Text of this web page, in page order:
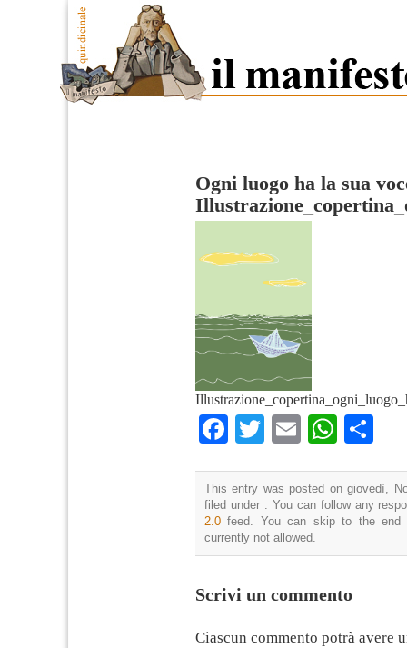
Ogni luogo ha la sua
Facebook
TwitterEmail
This entry was posted on giovedì,
filed under . You can follow any
2.0 feed. You can skip to the end
currently not allowed.
Scrivi un commento
Ciascun commento potrà avere